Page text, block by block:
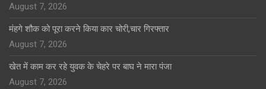
August 7, 2026
मंहगे शौक को पूरा करने किया कार चोरी,चार गिरफ्तार
August 7, 2026
खेत में काम कर रहे युवक के चेहरे पर बाघ ने मारा पंजा
August 7, 2026